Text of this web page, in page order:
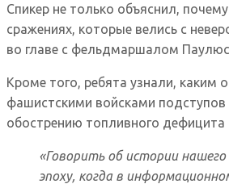
Спикер не только объяснил,
сражениях, которые велись с
во главе с фельдмаршалом
Кроме того, ребята узнали, каким
фашистскими войсками подступов
обострению топливного дефицита
«Говорить об истории
эпоху, когда в